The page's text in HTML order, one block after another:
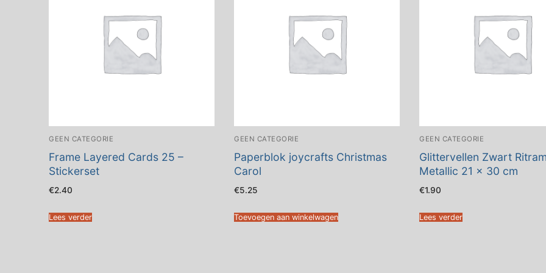
GEEN CATEGORIE
Frame Layered Cards 25 –
Stickerset
€2.40
Lees verder
GEEN CATEGORIE
Paperblok joycrafts Christmas
Carol
€5.25
Toevoegen aan winkelwagen
GEEN CATEGORIE
Glittervellen Zwart
Metallic 21 x 30 cm
€1.90
Lees verder